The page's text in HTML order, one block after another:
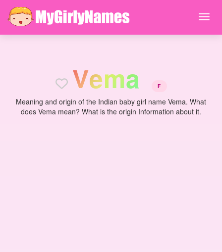
Vema F
Meaning and origin of the Indian baby girl name Vema. What
does Vema mean? What is the origin Information about it.